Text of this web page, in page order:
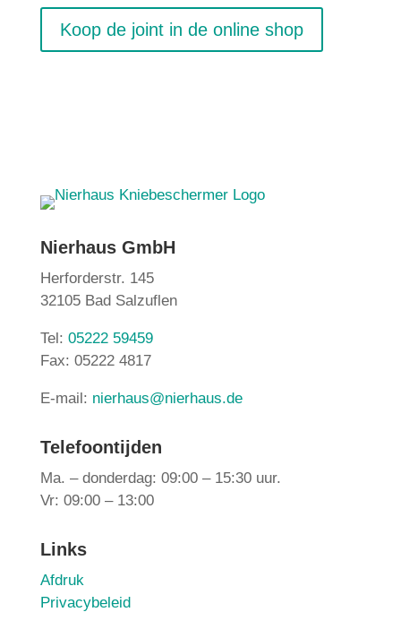
Koop de joint in de online shop
Nierhaus GmbH
Herforderstr. 145
32105 Bad Salzuflen
Tel: 05222 59459
Fax: 05222 4817
E-mail: nierhaus@nierhaus.de
Telefoontijden
Ma. – donderdag: 09:00 – 15:30 uur.
Vr: 09:00 – 13:00
Links
Afdruk
Privacybeleid